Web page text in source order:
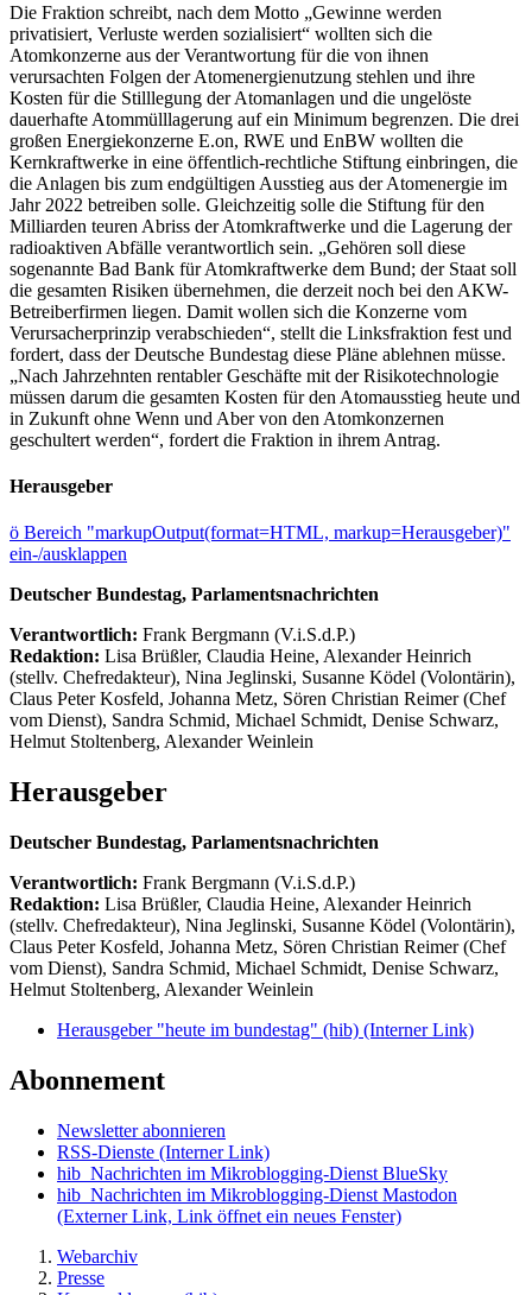
Die Fraktion schreibt, nach dem Motto „Gewinne werden
privatisiert, Verluste werden sozialisiert“ wollten sich die
Atomkonzerne aus der Verantwortung für die von ihnen
verursachten Folgen der Atomenergienutzung stehlen und ihre
Kosten für die Stilllegung der Atomanlagen und die ungelöste
dauerhafte Atommülllagerung auf ein Minimum begrenzen. Die drei
großen Energiekonzerne E.on, RWE und EnBW wollten die
Kernkraftwerke in eine öffentlich-rechtliche Stiftung einbringen, die
die Anlagen bis zum endgültigen Ausstieg aus der Atomenergie im
Jahr 2022 betreiben solle. Gleichzeitig solle die Stiftung für den
Milliarden teuren Abriss der Atomkraftwerke und die Lagerung der
radioaktiven Abfälle verantwortlich sein. „Gehören soll diese
sogenannte Bad Bank für Atomkraftwerke dem Bund; der Staat soll
die gesamten Risiken übernehmen, die derzeit noch bei den AKW-
Betreiberfirmen liegen. Damit wollen sich die Konzerne vom
Verursacherprinzip verabschieden“, stellt die Linksfraktion fest und
fordert, dass der Deutsche Bundestag diese Pläne ablehnen müsse.
„Nach Jahrzehnten rentabler Geschäfte mit der Risikotechnologie
müssen darum die gesamten Kosten für den Atomausstieg heute und
in Zukunft ohne Wenn und Aber von den Atomkonzernen
geschultert werden“, fordert die Fraktion in ihrem Antrag.
Herausgeber
ö Bereich "markupOutput(format=HTML, markup=Herausgeber)"
ein-/ausklappen
Deutscher Bundestag, Parlamentsnachrichten
Verantwortlich: Frank Bergmann (V.i.S.d.P.)
Redaktion: Lisa Brüßler, Claudia Heine, Alexander Heinrich
(stellv. Chefredakteur), Nina Jeglinski, Susanne Ködel (Volontärin),
Claus Peter Kosfeld, Johanna Metz, Sören Christian Reimer (Chef
vom Dienst), Sandra Schmid, Michael Schmidt, Denise Schwarz,
Helmut Stoltenberg, Alexander Weinlein
Herausgeber
Deutscher Bundestag, Parlamentsnachrichten
Verantwortlich: Frank Bergmann (V.i.S.d.P.)
Redaktion: Lisa Brüßler, Claudia Heine, Alexander Heinrich
(stellv. Chefredakteur), Nina Jeglinski, Susanne Ködel (Volontärin),
Claus Peter Kosfeld, Johanna Metz, Sören Christian Reimer (Chef
vom Dienst), Sandra Schmid, Michael Schmidt, Denise Schwarz,
Helmut Stoltenberg, Alexander Weinlein
Herausgeber "heute im bundestag" (hib) (Interner Link)
Abonnement
Newsletter abonnieren
RSS-Dienste (Interner Link)
hib_Nachrichten im Mikroblogging-Dienst BlueSky
hib_Nachrichten im Mikroblogging-Dienst Mastodon
(Externer Link, Link öffnet ein neues Fenster)
Webarchiv
Presse